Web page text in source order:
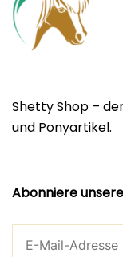
Shetty Shop –
und Ponyartikel.
Abonniere